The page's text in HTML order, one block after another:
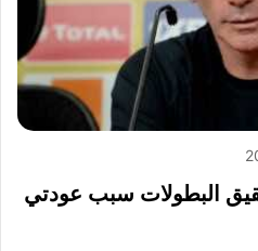
البطولات سبب عودتي